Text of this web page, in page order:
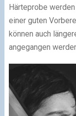
Härteprobe
einer guten
können auch
angegangen